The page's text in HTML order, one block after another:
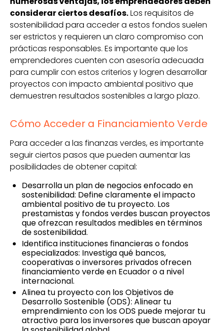
considerar ciertos desafíos.Los requisitos de
sostenibilidad para acceder a estos fondos suelen
ser estrictos y requieren un claro compromiso con
prácticas responsables. Es importante que los
emprendedores cuenten con asesoría adecuada
para cumplir con estos criterios y logren desarrollar
proyectos con impacto ambiental positivo que
demuestren resultados sostenibles a largo plazo.
Cómo Acceder a Financiamiento Verde
Para acceder a las finanzas verdes, es importante
seguir ciertos pasos que pueden aumentar las
posibilidades de obtener capital:
Desarrolla un plan de negocios enfocado en
sostenibilidad: Define claramente el impacto
ambiental positivo de tu proyecto. Los
prestamistas y fondos verdes buscan proyectos
que ofrezcan resultados medibles en términos
de sostenibilidad.
Identifica instituciones financieras o fondos
especializados: Investiga qué bancos,
cooperativas o inversores privados ofrecen
financiamiento verde en Ecuador o a nivel
internacional.
Alinea tu proyecto con los Objetivos de
Desarrollo Sostenible (ODS): Alinear tu
emprendimiento con los ODS puede mejorar tu
atractivo para los inversores que buscan apoyar